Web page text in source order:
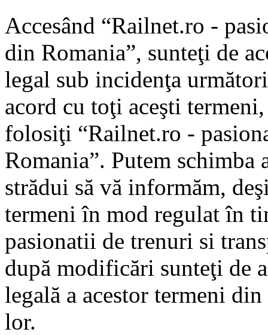
Accesând “Railnet.ro -
din Romania”, sunteţi de
legal sub incidenţa
acord cu toţi aceşti
folosiţi “Railnet.ro -
Romania”. Putem
strădui să vă informăm,
termeni în mod regulat în
pasionatii de trenuri si
după modificări sunteţi de
legală a acestor termeni
lor.